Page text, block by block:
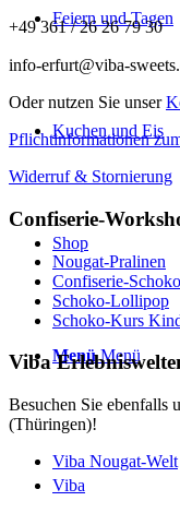
Feiern und Tagen
Kuchen und Eis
Shop
Menü Menü
Viba
+49 361 / 26 26 79 30
info-erfurt@viba-
Oder nutzen Sie unser
Pflichtinformationen
Widerruf & Stornierung
Confiserie-
Nougat-Pralinen
Confiserie-
Schoko-Lollipop
Schoko-Kurs
Viba
Besuchen Sie ebenfalls
(Thüringen)!
Viba Nougat-Welt